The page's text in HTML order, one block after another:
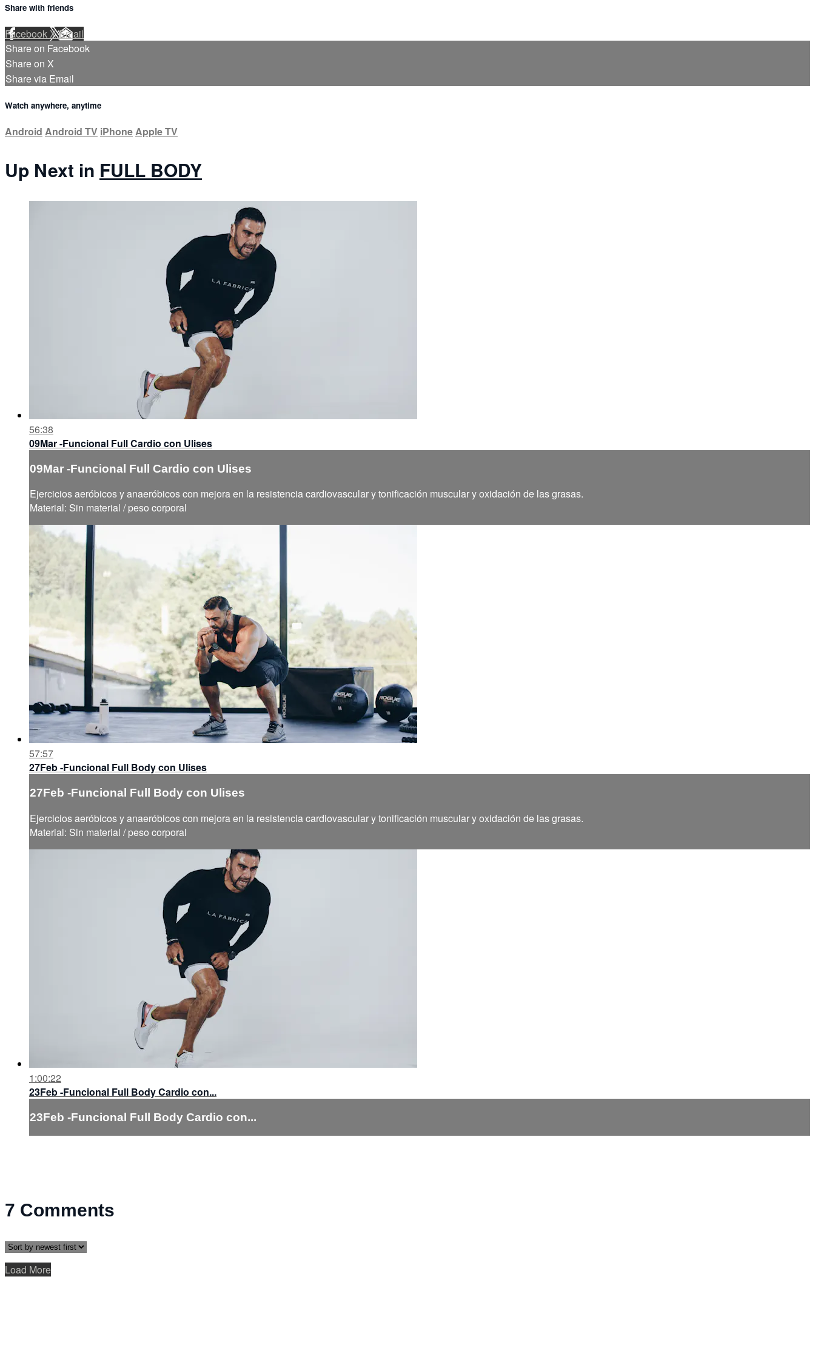
Share with friends
FacebookXEmail
Share on Facebook
Share on X
Share via Email
Watch anywhere, anytime
Android Android TV iPhoneApple TV
Up Next in FULL BODY
56:38
09Mar -Funcional Full Cardio con Ulises
09Mar -Funcional Full Cardio con Ulises
Ejercicios aeróbicos y anaeróbicos con mejora en la resistencia cardiovascular y tonificación muscular y oxidación de las grasas.
Material: Sin material / peso corporal
57:57
27Feb -Funcional Full Body con Ulises
27Feb -Funcional Full Body con Ulises
Ejercicios aeróbicos y anaeróbicos con mejora en la resistencia cardiovascular y tonificación muscular y oxidación de las grasas.
Material: Sin material / peso corporal
1:00:22
23Feb -Funcional Full Body Cardio con...
23Feb -Funcional Full Body Cardio con...
7 Comments
Load More